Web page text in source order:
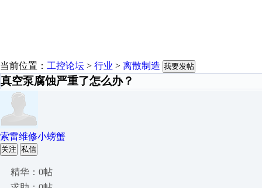
当前位置： 工控论坛 > 行业 > 离散制造 我要发帖
真空泵腐蚀严重了怎么办？
索雷维修小螃蟹
关注 私信
精华：0帖